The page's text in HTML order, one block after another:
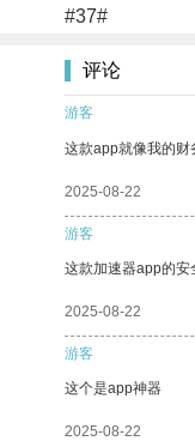
#37#
评论
游客
这款app就像我的财
2025-08-22
游客
这款加速器app的安
2025-08-22
游客
这个是app神器
2025-08-22